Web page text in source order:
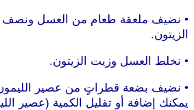
• نضيف ملعقة طعام من العسل ونصف
الزيتون.
• نخلط العسل وزيت الزيتون.
• نضيف بضعة قطراتٍ من عصير
يمكنك إضافة أو تقليل الكمية (عصير